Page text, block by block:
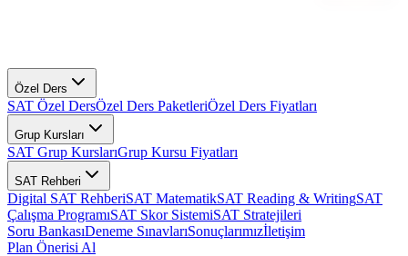
Özel Ders
SAT Özel DersÖzel Ders PaketleriÖzel Ders Fiyatları
Grup Kursları
SAT Grup KurslarıGrup Kursu Fiyatları
SAT Rehberi
Digital SAT RehberiSAT MatematikSAT Reading & WritingSAT
Çalışma ProgramıSAT Skor SistemiSAT Stratejileri
Soru BankasıDeneme SınavlarıSonuçlarımızİletişim
Plan Önerisi Al